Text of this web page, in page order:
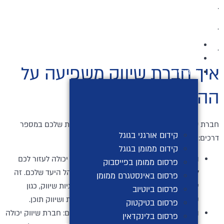
דלג
שירותים
קידום אורגני בגוגל
קידום ממומן בגוגל
פרסום ממומן בפייסבוק
פרסום באינסטגרם ממומן
פרסום ביוטיוב
פרסום בטיקטוק
פרסום בלינקדאין
.
.
.
איך חברת שיווק משפיעה על
ההכנסות
חברת שיווק יכולה להשפיע על ההכנסות העתידיות שלכם במספר
דרכים:
הגדלת המודעות למותג שלכם: חברת שיווק יכולה לעזור לכם
להגדיל את המודעות למותג שלכם בקרב קהל היעד שלכם. זה
יכול להיעשות באמצעות שילוב של אסטרטגיות שיווק, כגון
קמפיינים פרסומיים, שיווק במדיה החברתית ושיווק תוכן.
הגדלת הביקוש למוצרים או השירותים שלכם: חברת שיווק יכולה